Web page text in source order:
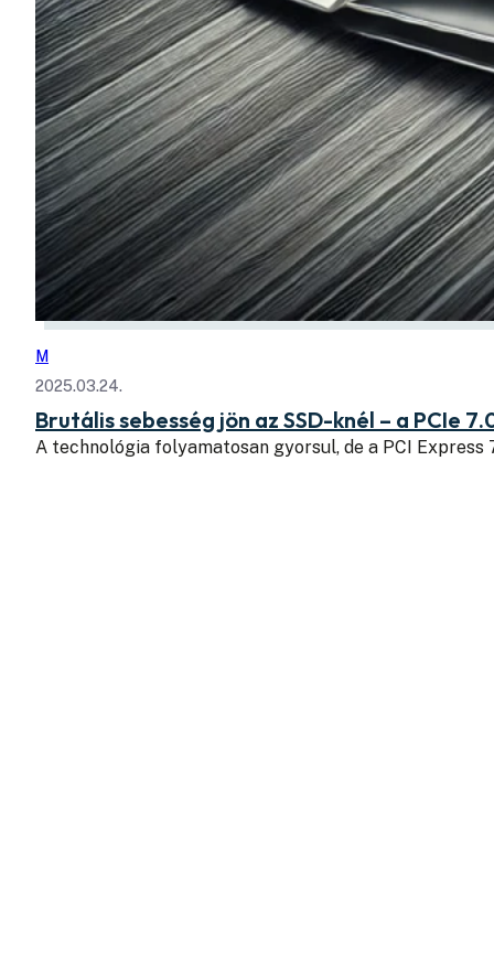
M
2025.03.24.
Brutális sebesség jön az SSD-knél – a PCIe
A technológia folyamatosan gyorsul, de a PCI Express